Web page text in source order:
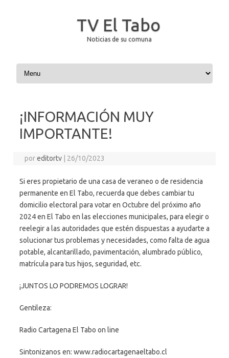
TV El Tabo
Noticias de su comuna
Saltar al contenido
¡INFORMACIÓN MUY
IMPORTANTE!
poreditortv 26/10/2023
Si eres propietario de una casa de veraneo o de residencia
permanente en El Tabo, recuerda que debes cambiar tu
domicilio electoral para votar en Octubre del próximo año
2024 en El Tabo en las elecciones municipales, para elegir o
reelegir a las autoridades que estén dispuestas a ayudarte a
solucionar tus problemas y necesidades, como falta de agua
potable, alcantarillado, pavimentación, alumbrado público,
matrícula para tus hijos, seguridad, etc.
¡JUNTOS LO PODREMOS LOGRAR!
Gentileza:
Radio Cartagena El Tabo on line
Sintonizanos en: www.radiocartagenaeltabo.cl